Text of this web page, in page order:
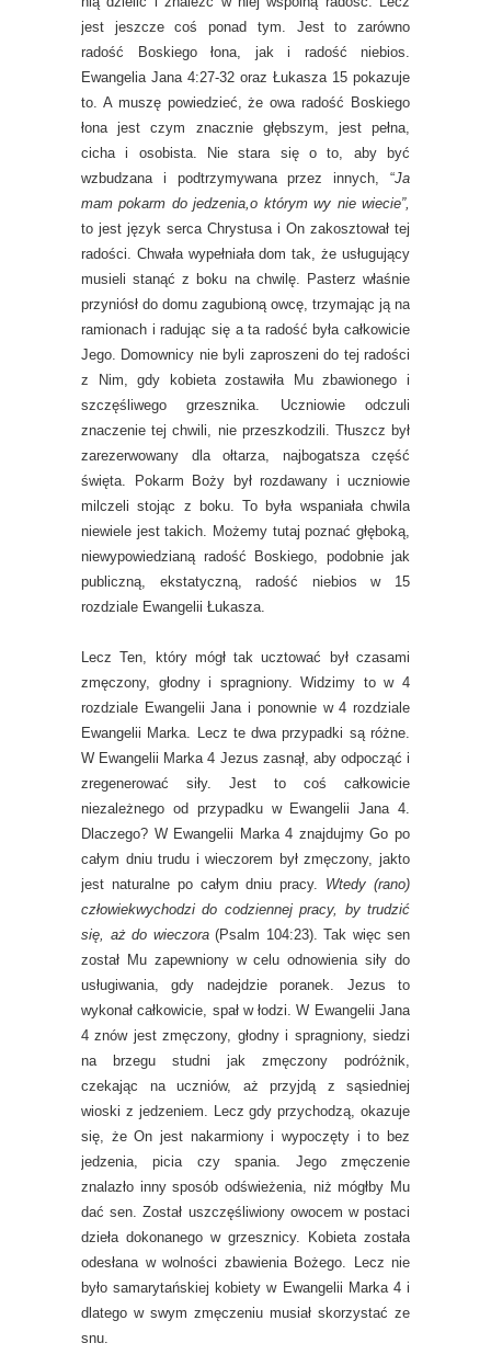
jest jeszcze coś ponad tym. Jest to zarówno
radość Boskiego łona, jak i radość niebios.
Ewangelia Jana 4:27-32 oraz Łukasza 15 pokazuje
to. A muszę powiedzieć, że owa radość Boskiego
łona jest czym znacznie głębszym, jest pełna,
cicha i osobista. Nie stara się o to, aby być
wzbudzana i podtrzymywana przez innych, “Ja
mam pokarm do jedzenia,o którym wy nie wiecie”,
to jest język serca Chrystusa i On zakosztował tej
radości. Chwała wypełniała dom tak, że usługujący
musieli stanąć z boku na chwilę. Pasterz właśnie
przyniósł do domu zagubioną owcę, trzymając ją na
ramionach i radując się a ta radość była całkowicie
Jego. Domownicy nie byli zaproszeni do tej radości
z Nim, gdy kobieta zostawiła Mu zbawionego i
szczęśliwego grzesznika. Uczniowie odczuli
znaczenie tej chwili, nie przeszkodzili. Tłuszcz był
zarezerwowany dla ołtarza, najbogatsza część
święta. Pokarm Boży był rozdawany i uczniowie
milczeli stojąc z boku. To była wspaniała chwila
niewiele jest takich. Możemy tutaj poznać głęboką,
niewypowiedzianą radość Boskiego, podobnie jak
publiczną, ekstatyczną, radość niebios w 15
rozdziale Ewangelii Łukasza.
Lecz Ten, który mógł tak ucztować był czasami
zmęczony, głodny i spragniony. Widzimy to w 4
rozdziale Ewangelii Jana i ponownie w 4 rozdziale
Ewangelii Marka. Lecz te dwa przypadki są różne.
W Ewangelii Marka 4 Jezus zasnął, aby odpocząć i
zregenerować siły. Jest to coś całkowicie
niezależnego od przypadku w Ewangelii Jana 4.
Dlaczego? W Ewangelii Marka 4 znajdujmy Go po
całym dniu trudu i wieczorem był zmęczony, jakto
jest naturalne po całym dniu pracy. Wtedy (rano)
człowiekwychodzi do codziennej pracy, by trudzić
się, aż do wieczora (Psalm 104:23). Tak więc sen
został Mu zapewniony w celu odnowienia siły do
usługiwania, gdy nadejdzie poranek. Jezus to
wykonał całkowicie, spał w łodzi. W Ewangelii Jana
4 znów jest zmęczony, głodny i spragniony, siedzi
na brzegu studni jak zmęczony podróżnik,
czekając na uczniów, aż przyjdą z sąsiedniej
wioski z jedzeniem. Lecz gdy przychodzą, okazuje
się, że On jest nakarmiony i wypoczęty i to bez
jedzenia, picia czy spania. Jego zmęczenie
znalazło inny sposób odświeżenia, niż mógłby Mu
dać sen. Został uszczęśliwiony owocem w postaci
dzieła dokonanego w grzesznicy. Kobieta została
odesłana w wolności zbawienia Bożego. Lecz nie
było samarytańskiej kobiety w Ewangelii Marka 4 i
dlatego w swym zmęczeniu musiał skorzystać ze
snu.